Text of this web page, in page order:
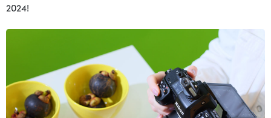
2024!